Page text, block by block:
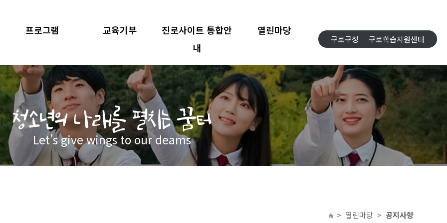
프로그램 교육기부
진로사이트 통합안
내
열린마당
구로구청 구로학습지원센터
Let’s give wings to our deams
> 열린마당 > 공지사항